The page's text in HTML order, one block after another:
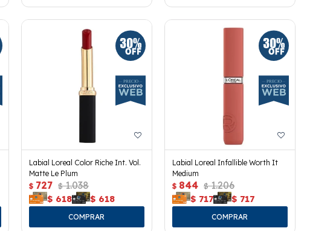
Labial Loreal Color Riche Int. Vol.
Matte Le Plum
$ 727 $ 1.038
$ 618 $ 618
Labial Loreal Infallible Worth It
Medium
$ 844 $ 1.206
$ 717 $ 717